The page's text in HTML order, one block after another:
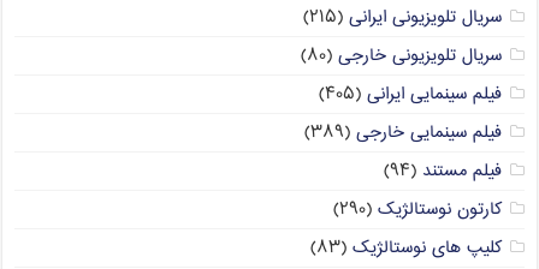
سریال تلویزیونی ایرانی (۲۱۵)
سریال تلویزیونی خارجی (۸۰)
فیلم سینمایی ایرانی (۴۰۵)
فیلم سینمایی خارجی (۳۸۹)
فیلم مستند (۹۴)
کارتون نوستالژیک (۲۹۰)
کلیپ های نوستالژیک (۸۳)